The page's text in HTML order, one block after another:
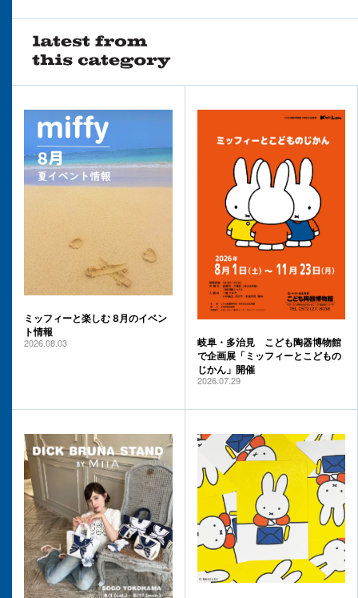
ミッフィーと楽しむ 8月のイベン
ト情報
2026.08.03
岐阜・多治見 こども陶器博物館
で企画展「ミッフィーとこどもの
じかん」開催
2026.07.29